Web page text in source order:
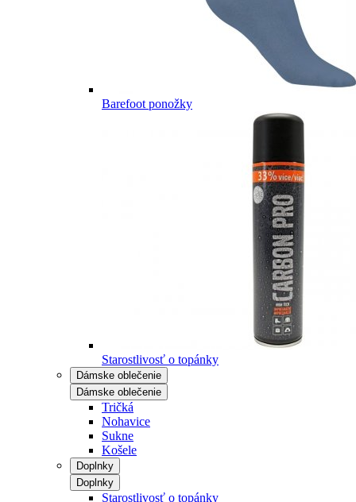
Barefoot ponožky
Starostlivosť o topánky
Dámske oblečenie
Dámske oblečenie
Tričká
Nohavice
Sukne
Košele
Doplnky
Doplnky
Starostlivosť o topánky